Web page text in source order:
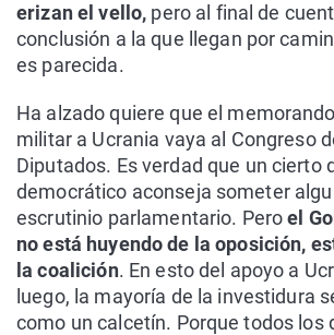
erizan el vello, pero al final de
conclusión a la que llegan por
es parecida.
Ha alzado quiere que el
militar a Ucrania vaya al Congreso
Diputados. Es verdad que un cierto
democrático aconseja someter
escrutinio parlamentario. Peroel
no está huyendo de la oposición,
la coalición. En esto del apoyo a
luego, la mayoría de la investidura
como un calcetín. Porque todos los